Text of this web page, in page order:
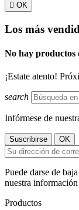
 OK
Los más
No hay productos
¡Estate atento!
search
Infórmese de
Puede darse de
nuestra
Productos